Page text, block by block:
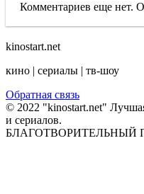
Комментариев еще нет.
kinostart.net
кино | сериалы | тв-шоу
Обратная связь
© 2022 "kinostart.net"
и сериалов.
БЛАГОТВОРИТЕЛЬНЫЙ